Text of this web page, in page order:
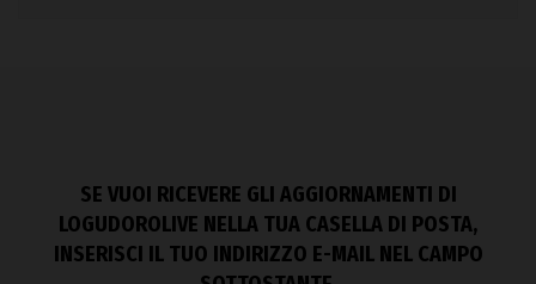
SE VUOI RICEVERE GLI AGGIORNAMENTI DI
LOGUDOROLIVE NELLA TUA CASELLA DI POSTA,
INSERISCI IL TUO INDIRIZZO E-MAIL NEL CAMPO